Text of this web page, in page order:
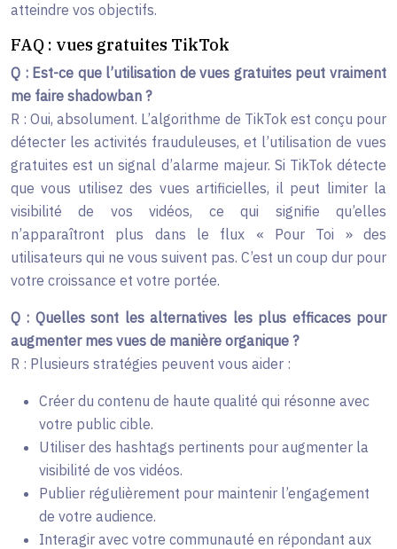
atteindre vos objectifs.
FAQ : vues gratuites TikTok
Q : Est-ce que l’utilisation de vues gratuites peut vraiment
me faire shadowban ?
R : Oui, absolument. L’algorithme de TikTok est conçu pour
détecter les activités frauduleuses, et l’utilisation de vues
gratuites est un signal d’alarme majeur. Si TikTok détecte
que vous utilisez des vues artificielles, il peut limiter la
visibilité de vos vidéos, ce qui signifie qu’elles
n’apparaîtront plus dans le flux « Pour Toi » des
utilisateurs qui ne vous suivent pas. C’est un coup dur pour
votre croissance et votre portée.
Q : Quelles sont les alternatives les plus efficaces pour
augmenter mes vues de manière organique ?
R : Plusieurs stratégies peuvent vous aider :
Créer du contenu de haute qualité qui résonne avec
votre public cible.
Utiliser des hashtags pertinents pour augmenter la
visibilité de vos vidéos.
Publier régulièrement pour maintenir l’engagement
de votre audience.
Interagir avec votre communauté en répondant aux